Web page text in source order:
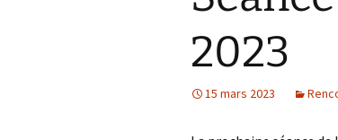
2023
15 mars 2023